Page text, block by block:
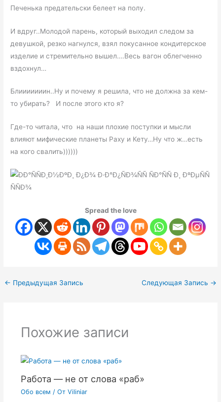
Печенька предательски белеет на полу.
И вдруг..Молодой парень, который выходил следом за
девушкой, резко нагнулся, взял покусанное кондитерское
изделие и стремительно вышел….Весь вагон облегченно
вздохнул…
Блииииииин..Ну и почему я решила, что не должна за кем-
то убирать? И после этого кто я?
Где-то читала, что на наши плохие поступки и мысли
влияют мифические планеты Раху и Кету…Ну что ж…есть
на кого свалить))))))
Spread the love
← Предыдущая Запись Следующая Запись →
Похожие записи
Работа — не от слова «раб»
Обо всем / От Viliniar